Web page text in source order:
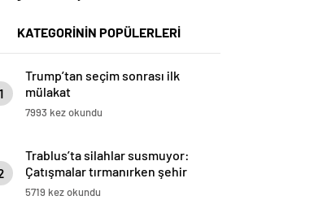
KATEGORİNİN POPÜLERLERİ
1
Trump’tan seçim sonrası ilk
mülakat
7993 kez okundu
Trablus’ta silahlar susmuyor:
Çatışmalar tırmanırken şehir
alarmda
5719 kez okundu